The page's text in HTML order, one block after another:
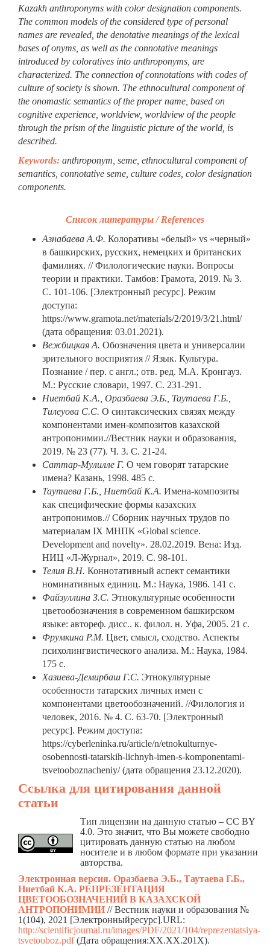
Kazakh anthroponyms with color designation components.
The common models of the considered type of personal
names are revealed, the denotative meanings of the lexical
bases of onyms, as well as the connotative meanings
introduced by coloratives into anthroponyms, are
characterized. The connection of connotations with codes of
culture of society is shown. The ethnocultural component of
the onomastic semantics of the proper name, based on
cognitive experience, worldview, worldview of the people
through the prism of the linguistic picture of the world, is
described.
Keywords: anthroponym, seme, ethnocultural component of
semantics, connotative seme, culture codes, color designation
components.
Список литературы /References
Азнабаева А.Ф. Колоративы «белый» vs «черный»
в башкирских, русских, немецких и британских
фамилиях. // Филологические науки. Вопросы
теории и практики. Тамбов: Грамота, 2019. № 3.
С. 101-106. [Электронный ресурс]. Режим
доступа:
https://www.gramota.net/materials/2/2019/3/21.html/
(дата обращения: 03.01.2021).
Вежбицкая А. Обозначения цвета и универсалии
зрительного восприятия // Язык. Культура.
Познание / пер. с англ.; отв. ред. М.А. Кронгауз.
М.: Русские словари, 1997. С. 231-291.
Ниетбай К.А., Оразбаева Э.Б., Таутаева Г.Б.,
Тилеуова С.С. О синтаксических связях между
компонентами имен-композитов казахской
антропонимии.//Вестник науки и образования,
2019. № 23 (77). Ч. 3. С. 21-24.
Саттар-Мулилле Г. О чем говорят татарские
имена? Казань, 1998. 485 с.
Таутаева Г.Б., Ниетбай К.А. Имена-композиты
как специфические формы казахских
антропонимов.// Сборник научных трудов по
материалам ІХ МНПК «Global science.
Development and novelty». 28.02.2019. Вена: Изд.
НИЦ «Л-Журнал», 2019. С. 98-101.
Телия В.Н. Коннотативный аспект семантики
номинативных единиц. М.: Наука, 1986. 141 с.
Файзуллина З.С. Этнокультурные особенности
цветообозначения в современном башкирском
языке: автореф. дисс.. к. филол. н. Уфа, 2005. 21 с.
Фрумкина Р.М. Цвет, смысл, сходство. Аспекты
психолингвистического анализа. М.: Наука, 1984.
175 c.
Хазиева-Демирбаш Г.С. Этнокультурные
особенности татарских личных имен с
компонентами цветообозначений. //Филология и
человек, 2016. № 4. С. 63-70. [Электронный
ресурс]. Режим доступа:
https://cyberleninka.ru/article/n/etnokulturnye-
osobennosti-tatarskih-lichnyh-imen-s-komponentami-
tsvetooboznacheniy/ (дата обращения 23.12.2020).
Ссылка для цитирования данной
статьи
Тип лицензии на данную статью – CC BY
4.0. Это значит, что Вы можете свободно
цитировать данную статью на любом
носителе и в любом формате при указании
авторства.
Электронная версия. Оразбаева Э.Б., Таутаева Г.Б.,
Ниетбай К.А. РЕПРЕЗЕНТАЦИЯ
ЦВЕТООБОЗНАЧЕНИЙ В КАЗАХСКОЙ
АНТРОПОНИМИИ // Вестник науки и образования №
1(104), 2021 [Электронныйресурс].URL:
http://scientificjournal.ru/images/PDF/2021/104/reprezentatsiya-
tsvetooboz.pdf(Дата обращения:ХХ.ХХ.201Х).